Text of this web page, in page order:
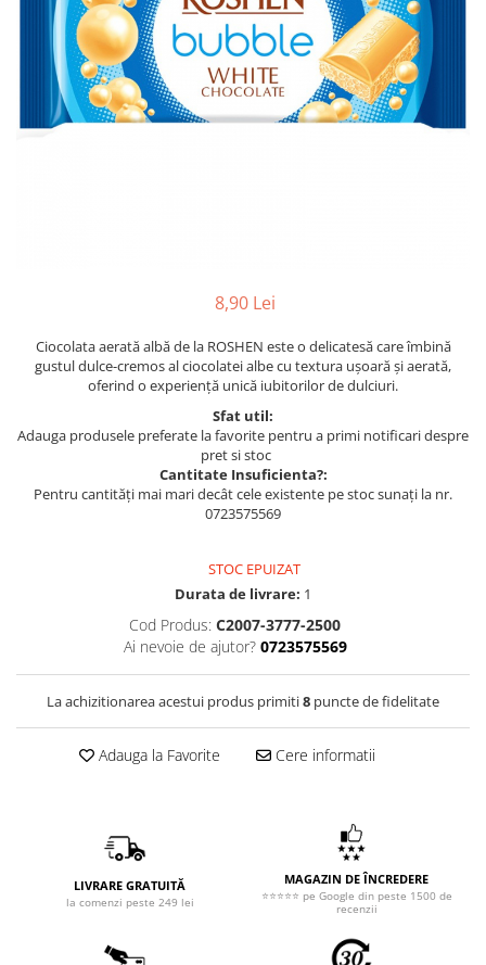
8,90 Lei
Ciocolata aerată albă de la ROSHEN este o delicatesă care îmbină
gustul dulce-cremos al ciocolatei albe cu textura ușoară și aerată,
oferind o experiență unică iubitorilor de dulciuri.
Sfat util:
Adauga produsele preferate la favorite pentru a primi notificari despre
pret si stoc
Cantitate Insuficienta?:
Pentru cantități mai mari decât cele existente pe stoc sunați la nr.
0723575569
STOC EPUIZAT
Durata de livrare: 1
Cod Produs: C2007-3777-2500
Ai nevoie de ajutor? 0723575569
La achizitionarea acestui produs primiti8 puncte de fidelitate
Adauga la Favorite Cere informatii
LIVRARE GRATUITĂ
la comenzi peste 249 lei
MAGAZIN DE ÎNCREDERE
⭐⭐⭐⭐⭐ pe Google din peste 1500 de
recenzii